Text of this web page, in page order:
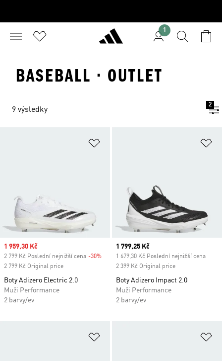
1
BASEBALL · OUTLET
9 výsledky
2
Sale price
1 959,30 Kč
2 799 Kč Poslední nejnižší cena -30% Discount
2 799 Kč Original price
Boty Adizero Electric 2.0
Muži Performance
2 barvy/ev
Current price
1 799,25 Kč
1 679,30 Kč Poslední nejnižší cena
2 399 Kč Original price
Boty Adizero Impact 2.0
Muži Performance
2 barvy/ev